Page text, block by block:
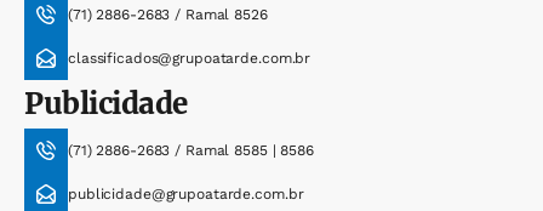
(71) 2886-2683 / Ramal 8526
classificados@grupoatarde.com.br
Publicidade
(71) 2886-2683 / Ramal 8585 | 8586
publicidade@grupoatarde.com.br